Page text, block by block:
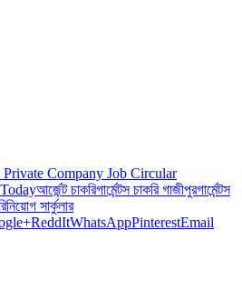
Company Job Circular
আর্জেন্ট চাকরিগার্মেন্টস চাকরি গাজীপুরগার্মেন্টস
নিয়োগ সার্কুলার
ReddItWhatsAppPinterestEmail